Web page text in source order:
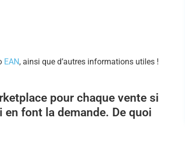
EAN, ainsi que d’autres informations utiles !
pour chaque vente si
font la demande. De quoi